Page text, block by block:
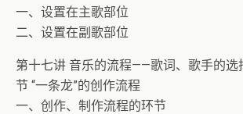
一、设置在主歌部位
二、设置在副歌部位
第十七讲 音乐的流程——歌词、歌手的选
节 “一条龙”的创作流程
一、创作、制作流程的环节